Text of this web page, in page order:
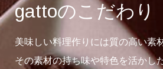
gattoのこだわり
美味しい料理作りには質の高い素
その素材の持ち味や特色を活かし